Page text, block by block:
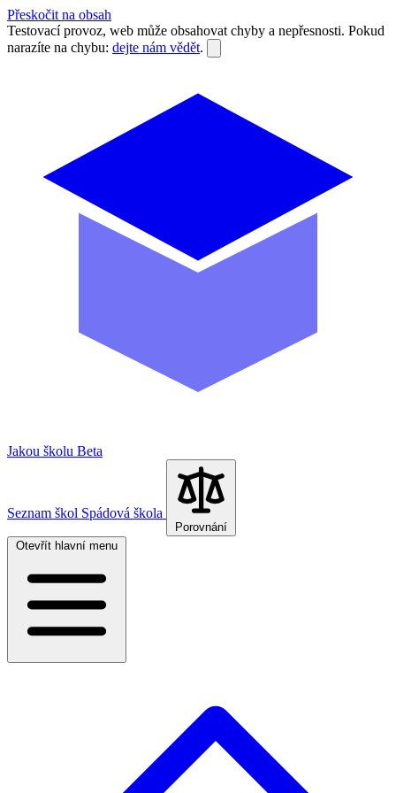
Přeskočit na obsah
Testovací provoz, web může obsahovat chyby a nepřesnosti. Pokud
narazíte na chybu: dejte nám vědět.
Jakou školu Beta
Seznam škol Spádová škola
Porovnání
Otevřít hlavní menu